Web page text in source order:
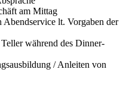
am Mittag
Abendservice lt. Vorgaben der
während des Dinner-
/ Anleiten von